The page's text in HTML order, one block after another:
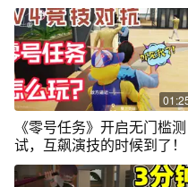
《零号任务》开启无门槛测
试，互飙演技的时候到了！